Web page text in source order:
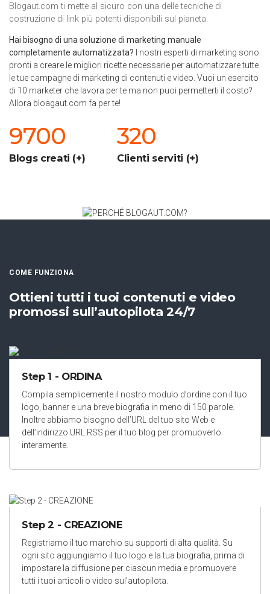
Blogaut.com ti mette al sicuro con una delle tecniche di
costruzione di link più potenti disponibili sul pianeta.
Hai bisogno di una soluzione di marketing manuale
completamente automatizzata? I nostri esperti di marketing sono
pronti a creare le migliori ricette necessarie per automatizzare tutte
le tue campagne di marketing di contenuti e video. Vuoi un esercito
di 10 marketer che lavora per te ma non puoi permetterti il costo?
Allora bloagaut.com fa per te!
9700
Blogs creati (+)
320
Clienti serviti (+)
COME FUNZIONA
Ottieni tutti i tuoi contenuti e video
promossi sull’autopilota 24/7
Step 1 - ORDINA
Compila semplicemente il nostro modulo d’ordine con il tuo
logo, banner e una breve biografia in meno di 150 parole.
Inoltre abbiamo bisogno dell’URL del tuo sito Web e
dell’indirizzo URL RSS per il tuo blog per promuoverlo
interamente.
Step 2 - CREAZIONE
Registriamo il tuo marchio su supporti di alta qualità. Su
ogni sito aggiungiamo il tuo logo e la tua biografia, prima di
impostare la diffusione per ciascun media e promuovere
tutti i tuoi articoli o video sul’autopilota.